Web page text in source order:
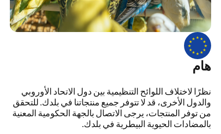
هام
نظرًا لاختلاف اللوائح التنظيمية بين دول الاتحاد الأوروبي
والدول الأخرى، قد لا تتوفر جميع منتجاتنا في بلدك. للتحقق
من توفر المنتجات، يرجى الاتصال بالجهة الحكومية المعنية
بالمضادات الحيوية البيطرية في بلدك.